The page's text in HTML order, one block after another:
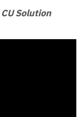
CU Solution